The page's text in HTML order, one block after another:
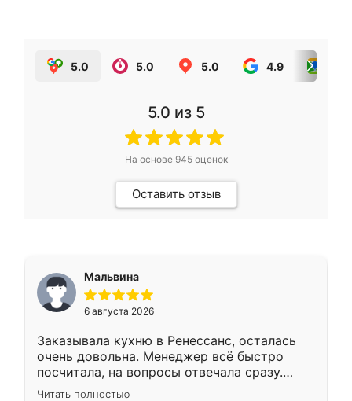
5.0 5.0 5.0 4.9
5.0 из 5
На основе 945оценок
Оставить отзыв
Мальвина
6 августа 2026
Заказывала кухню в Ренессанс, осталась
очень довольна. Менеджер всё быстро
посчитала, на вопросы отвечала сразу.
Замерщик приехал в субботу, подошёл к
Читать полностью